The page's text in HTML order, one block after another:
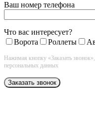
Ваш номер телефона
Что вас интересует?
Ворота
Роллеты
Нажимая кнопку «Заказать
персональных данных